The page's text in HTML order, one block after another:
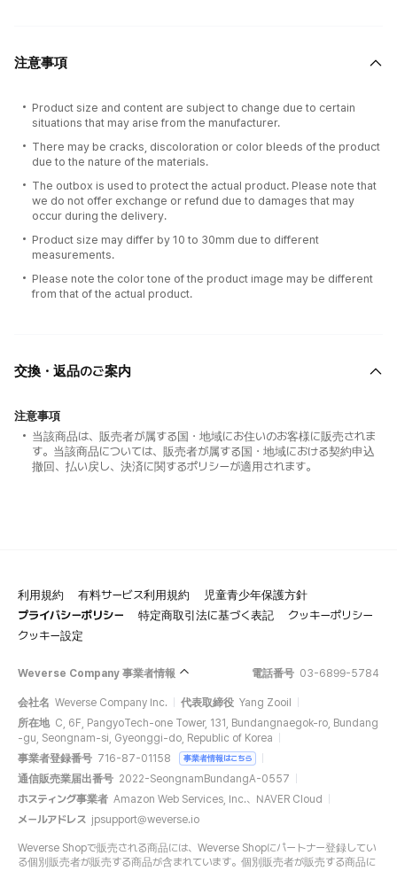
注意事項
Product size and content are subject to change due to certain
situations that may arise from the manufacturer.
There may be cracks, discoloration or color bleeds of the product
due to the nature of the materials.
The outbox is used to protect the actual product. Please note that
we do not offer exchange or refund due to damages that may
occur during the delivery.
Product size may differ by 10 to 30mm due to different
measurements.
Please note the color tone of the product image may be different
from that of the actual product.
交換・返品のご案内
注意事項
当該商品は、販売者が属する国・地域にお住いのお客様に販売されま
す。当該商品については、販売者が属する国・地域における契約申込
撤回、払い戻し、決済に関するポリシーが適用されます。
利用規約 有料サービス利用規約
児童青少年保護方針
プライバシーポリシー
特定商取引法に基づく表記
クッキーポリシー
クッキー設定
Weverse Company 事業者情報 電話番号 03-6899-5784
会社名 Weverse Company Inc. 代表取締役 Yang Zooil
所在地 C, 6F, PangyoTech-one Tower, 131, Bundangnaegok-ro, Bundang
-gu, Seongnam-si, Gyeonggi-do, Republic of Korea
事業者登録番号 716-87-01158 事業者情報はこちら
通信販売業届出番号 2022-SeongnamBundangA-0557
ホスティング事業者 Amazon Web Services, Inc.、NAVER Cloud
メールアドレス jpsupport@weverse.io
Weverse Shopで販売される商品には、Weverse Shopにパートナー登録してい
る個別販売者が販売する商品が含まれています。個別販売者が販売する商品に